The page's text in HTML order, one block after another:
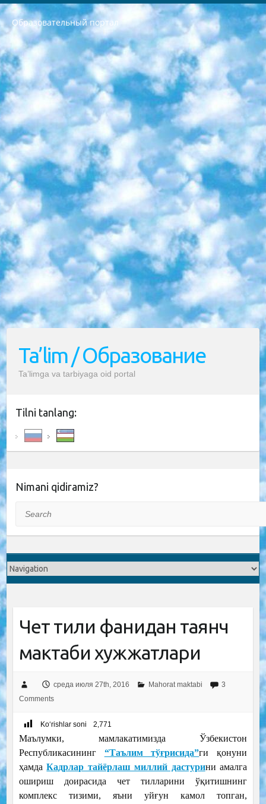
Образовательный портал
РЕСПУБЛИКА УЗБЕКИСТАН МИНИСТРЕРСТВО ДОШКОЛЬНОГО И ШКОЛЬНОГО ОБРАЗОВАНИЯ КОМАНДА в общеобразовательных учреждениях в 2023-2024 учебном году организация и проведение итоговой государственной аттестации обучающихся о Министра дошкольного и школьного образования Республики Узбекистан от 4 марта 2008 года (постановлением Минюста от 20 марта 2008 года № 1778 государственной регистрации) «Итоговое состояние учащихся общего среднего образования на основании положения об утверждении положения об аттестации общего среднего образования выпускной экзамен студентов в образовательных учреждениях в 2023-2024 учебном году В целях организации и прохождения аттестации приказываю: 1. Следующее: перечень предметов, по которым будет проводиться итоговая государственная аттестация и экзамен формы перевода согласно приложению 1; сертификаты международного образца, оценивающие уровень владения иностранными языками перечень согласно приложению 2; 2. Педагогический при специализированных образовательных учреждениях. научно-практический центр квалификации и международной оценки (Д.Давидова) 2024 г. До 25 марта: задания по предметам, по которым будет проводиться итоговая аттестация разработка и утверждение технических условий; итоговая аттестация на основании разработанного предметного задания разработка вопросов по предметам (устно и письменно), экзамен передача; общеобразовательные средние школы и специальные учебные заведения учащиеся выпускных классов школ и интернатов в агентской системе подготовка базы данных экзаменационных материалов и критериев оценки; перевод базы экзаменационных материалов на все языки обучения подать в Республиканский образовательный центр для изготовления; варианты экзаменов на основе разработанных контрольных материалов пусть будут поставлены задачи формирования. 3. Республиканский образовательный центр (Ш.Худайкулов) до 5 апреля 2024 года. до: база данных предоставленных экзаменационных материалов на все языки обучения перевод и экспертиза; для слепых, слабовидящих, глухих, слабослышащих и умственно отсталых детей учащиеся выпускных классов специализированных школ и школ-интернатов база данных экзаменационных материалов на всех преподаваемых языках подготовка критериев оценки; специализированные школы для умственно отсталых детей и технологии для учащихся выпускных классов школ-интернатов разработка соответствующих рекомендаций и критериев проведения ЕГЭ по естествознанию давать задания. 4. Педагогический при специализированных образовательных учреждениях. Научно-практический центр навыков и международной оценки (Д.Давидова), Республика образовательный центр (Худайкулов Ш.) итоговый государственный аттестационный экзамен ориентирован на творческое и логическое мышление при подготовке базы материалов учитывать введение заданий. 5. Следует отметить, что: сертификат государственного образца о знании общеобразовательного предмета и как минимум национальный уровень B1 по предметам на иностранных языках, указанным в Приложении 2. или международно признанный сертификат эквивалентного уровня студенты, изучающие определенный предмет, освобождаются от экзамена; по соответствующим предметам запланирована итоговая государственная аттестация за день до дня, путем жеребьевки Рабочей группой (в письменной форме по предметам, проводимым в форме) из числа сформированных вариантов выбрано 2 варианта; 2 выбранных варианта экзамена анонсированы на официальном сайте министерства и все выпускники по всей стране на основе этих вариантов проводит итоговую государственную аттестацию. 6. Государственное образование учащихся средних общеобразовательных учреждений. знания в соответствии с квалификационными требованиями, которые необходимо приобрести на основании стандартов итоговый (выпускной) контроль для 9 и 11 классов в целях тестирования Экзамены (далее – экзамены) состоят из предметов, перечисленных в приложении 1. будет сделано. 7. Экзамены пройдут с 26 мая по 15 июня 2024 г. (кроме науки физического воспитания). 8. Физическая для учащихся 9 классов общесредних образовательных учреждений. Экзамены по предмету «Образование, квалификация медицина» 1-6 мая 2024 года. сотрудники перевести под присмотр (с отклонениями в физическом или умственном развитии) специализированная школа для детей, школы-интернаты и со сколиозом школы-интернаты санаторного типа для больных детей исключены). 9. Он был слепым, слабовидящим и имел нарушения опорно-двигательного аппарата. экзамены в специализированных школах и интернатах для детей должны проводиться исходя из требований, предъявляемых к общеобразовательным учреждениям (физкультура кроме науки). 10. Специализированная школа для глухих и слабослышащих детей. и экзамены в интернатах и быть реализован в виде письменного теста по математике. 11. Специальность для умственно отсталых детей. Для 9 класса Родной язык и литературное письмо Государственный язык (язык обучения – узбекский). для неклассов) написано Математическое письмо Письменная/устная история Узбекистана Физическое воспитание практично Итоговый контроль Для 11 класса Написание родного языка и литературы (эссе) Математическое письмо Узбекский язык (обучение на узбекском языке) не посещающее общее среднее образование для учреждений)/Образовательное учреждение выбор письменный и устный Иностранный язык письменный/устный Письменная/устная история Узбекистана *По выбору студента:  Химия  Физика  Основы государственного права  География 10 бесплатных образовательных ресурсов - Мы составили подборку онлайн-проектов с интерактивными упражнениями, видеолекциями и статьями. Они помогут вам обрести новые и освежить старые знания бесплатно. 1. «ИНТУИТ» Старейшая образовательная площадка Рунета. Здесь вы найдёте сотни текстовых и видеокурсов на десятки различных тем — от программирования до психологии. Многие курсы подготовлены российскими университетами и крупными международными компаниями вроде Intel и Microsoft. Самостоятельное обучение бесплатное, но желающие могут оплатить услуги персональных наставников. 2. «Смартия» знакомит с актуальными профессиями и подсказывает, как им обучаться. Выбрав заинтересовавшую вас специальность — SMM-специалист, фотограф, веб-дизайнер или другую, — увидите список необходимых для неё умений. Чтобы вы могли освоить их самостоятельно, для каждого умения площадка отображает подборку ссылок на учебные материалы. Хотя «Смартия» ориентируется на русскоязычную аудиторию, часть контента всё же доступна только на английском. 3. «Лекторий Физтеха» Проект Московского физико-технического института (Физтеха). С его помощью вы можете смотреть онлайн серии лекций, записанные на видео в этом вузе. В числе доступных предметов — физика, биология, химия, информационные технологии и другие. К некоторым лекциям администрация ресурса прилагает готовые конспекты, которые можно скачивать в PDF-формате. 4. ITMOcourses Онлайн-площадка Санкт-Петербургского национального исследовательского университета информационных технологий, механики и оптики (ИТМО). Ресурс предоставляет свободный доступ к курсам, разработанным в этом вузе. Каталог материалов разбит на четыре категории: «Оптические системы и технологии», «Приборостроение и робототехника», «Информационные технологии» и «Биотехнологии». Курсы состоят из видеолекций, интерактивных демонстраций и заданий. 5. «КиберЛенинка» Электронная научная библиотека открытого доступа. Каталог площадки регулярно обрастает текстами статей из различных научных изданий. Сгруппированные по журналам и рубрикам публикации можно читать онлайн или скачивать целиком в PDF-формате. Проект нацелен на популяризацию науки за счёт открытого доступа к качественной информации. 6. «ПостНаука» На этом ресурсе публикуют подборки видеолекций, составленные экспертами из разных отраслей и объединённые общими темами. Среди них, к примеру, есть серии «Биоинформатика и геномика», «Культура средневековой Скандинавии» и Cinema Studies о теории кино. Каждая подборка лекций — логически связанная история, рассказанная экспертом от первого лица. Кроме того, на сайте появляются научно-образовательные статьи и тесты на разные темы. 7. «Newочём» Команда проекта «Newочём» отбирает самые интересные тексты из англоязычных СМИ и переводит те из них, за которые голосуют участники сообщества «ВКонтакте». По большей части это научно-популярные статьи. Редакторы придумывают лишь заголовки, в остальном содержание переводов соответствует оригиналам. Полные тексты можно читать прямо в социальной сети. 8. InternetUrok Онлайн-база материалов по основным дисциплинам школьной программы. Информация на сайте структурирована по классам, предметам и темам (урокам). Каждый урок состоит из видеолекций и конспектов. Есть также интерактивные тренажёры и тесты для закрепления пройденного материала. Даже если вы давно окончили школу, возможность повторить программу старших классов всегда может пригодиться. 9. Edutainme Ещё один ресурс об образовании. В отличие от Newtonew, как мне кажется, Edutainme больше ориентируется на представителей индустрии: педагогов, предпринимателей, разработчиков образовательных проектов. Но и любой, кто просто стремится к саморазвитию, найдёт на сайте много полезного и интересного для себя. Например, информацию о новых курсах и образовательных сервисах. 10. Newtonew Онлайн-медиа об образовании и обучении в широком смысле. Авторы Newtonew пишут об инструментах, заведениях, тактиках и стратегиях, которые помогают учить других и получать новые знания самостоятельно. На этой площадке вы найдёте новости, обзоры, аналитические мат
Ta’lim / Образование
Ta’limga va tarbiyaga oid portal
Tilni tanlang:
Nimani qidiramiz?
Чет тили фанидан таянч
мактаби хужжатлари
среда июля 27th, 2016 Mahorat maktabi
3
Comments
Ko‘rishlar soni 2,771
Маълумки, мамлакатимизда Ўзбекистон
Республикасининг “Таълим тўғрисида”ги қонуни
ҳамдаКадрлар тайёрлаш миллий дастурини амалга
ошириш доирасида чет тилларини ўқитишнинг
комплекс тизими, яъни уйғун камол топган,